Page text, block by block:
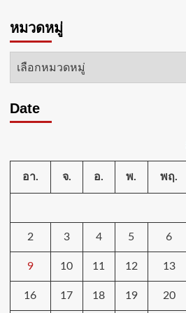
หมวดหมู่
หมวด
Date
อา. จ. อ. พ. พฤ.
2 3 4 5 6
9 10 11 12 13
16 17 18 19 20